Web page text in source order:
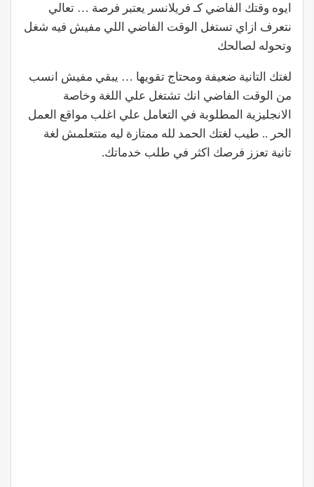
ايوه وقتك الفاضي كـ فريلانسر يعتبر فرصة … تعالي
نتعرف ازاي تستغل الوقت الفاضي اللي مفيش فيه شغل
وتحوله لصالحك
لغتك التانية ضعيفة ومحتاج تقويها … يبقي مفيش انسب
من الوقت الفاضي انك تشتغل علي اللغة وخاصة
الانجليزية المطلوبة في التعامل علي اغلب مواقع العمل
الحر .. طيب لغتك الحمد لله ممتازة ليه متتعلمش لغة
تانية تعزز فرصك اكثر في طلب خدماتك.